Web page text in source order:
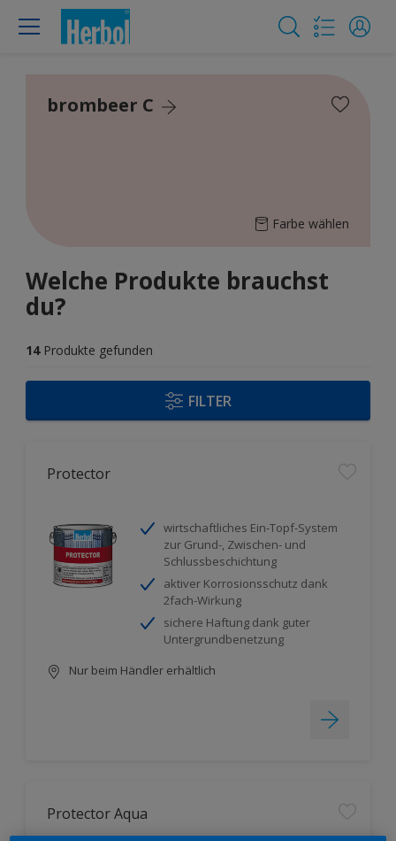
brombeer C
Farbe wählen
Welche Produkte brauchst
du?
14 Produkte gefunden
FILTER
Protector
wirtschaftliches Ein-Topf-System
zur Grund-, Zwischen- und
Schlussbeschichtung
aktiver Korrosionsschutz dank
2fach-Wirkung
sichere Haftung dank guter
Untergrundbenetzung
Nur beim Händler erhältlich
Protector Aqua